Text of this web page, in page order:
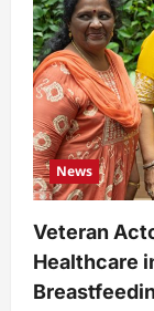
News
Veteran
Healthcare